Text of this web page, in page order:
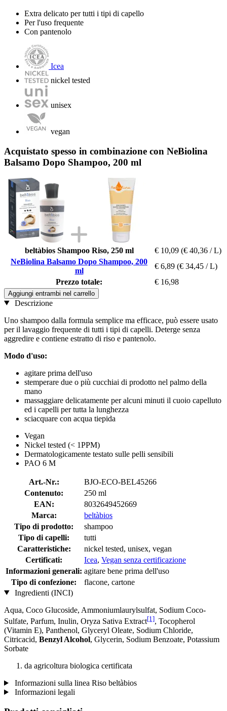
Extra delicato per tutti i tipi di capello
Per l'uso frequente
Con pantenolo
Icea
nickel tested
unisex
vegan
Acquistato spesso in combinazione con NeBiolina
Balsamo Dopo Shampoo, 200 ml
beltàbios Shampoo Riso, 250 ml € 10,09 (€ 40,36 / L)
NeBiolina Balsamo Dopo Shampoo, 200
ml
€ 6,89 (€ 34,45 / L)
Prezzo totale:
€ 16,98
Aggiungi entrambi nel carrello
Descrizione
Uno shampoo dalla formula semplice ma efficace, può essere usato
per il lavaggio frequente di tutti i tipi di capelli. Deterge senza
aggredire e contiene estratto di riso e pantenolo.
Modo d'uso:
agitare prima dell'uso
stemperare due o più cucchiai di prodotto nel palmo della
mano
massaggiare delicatamente per alcuni minuti il cuoio capelluto
ed i capelli per tutta la lunghezza
sciacquare con acqua tiepida
Vegan
Nickel tested (< 1PPM)
Dermatologicamente testato sulle pelli sensibili
PAO 6 M
Art.-Nr.:
BJO-ECO-BEL45266
Contenuto:
250 ml
EAN:
8032649452669
Marca:
beltàbios
Tipo di prodotto:
shampoo
Tipo di capelli:
tutti
Caratteristiche:
nickel tested, unisex, vegan
Certificati:
Icea, Vegan senza certificazione
Informazioni generali: agitare bene prima dell'uso
Tipo di confezione:
flacone, cartone
Ingredienti (INCI)
Aqua, Coco Glucoside, Ammoniumlaurylsulfat, Sodium Coco­
Sulfate, Parfum, Inulin, Oryza Sativa Extract[1], Tocopherol
(Vitamin E), Panthenol, Glyceryl Oleate, Sodium Chloride,
Citricacid, Benzyl Alcohol, Glycerin, Sodium Benzoate, Potassium
Sorbate
da agricoltura biologica certificata
Informazioni sulla linea Riso beltàbios
Informazioni legali